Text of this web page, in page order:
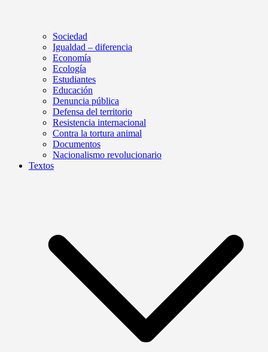
Sociedad
Igualdad – diferencia
Economía
Ecología
Estudiantes
Educación
Denuncia pública
Defensa del territorio
Resistencia internacional
Contra la tortura animal
Documentos
Nacionalismo revolucionario
Textos